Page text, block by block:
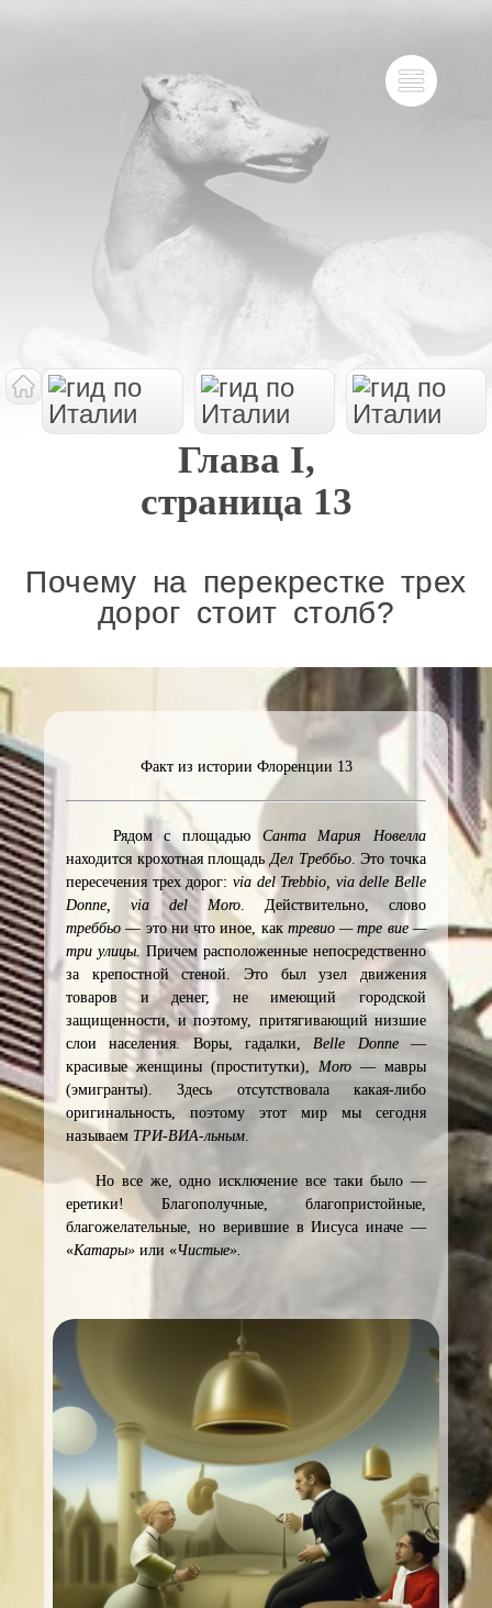
Глава I,
страница 13
Почему на перекрестке трех
дорог стоит столб?
Факт из истории Флоренции 13
Рядом с площадью Санта Мария Новелла
находится крохотная площадьДел Треббьо. Это точка
пересечения трех дорог: via del Trebbio, via delle Belle
Donne, via del Moro. Действительно, слово
треббьо — это ни что иное, как тревио — тре вие —
три улицы. Причем расположенные непосредственно
за крепостной стеной. Это был узел движения
товаров и денег, не имеющий городской
защищенности, и поэтому, притягивающий низшие
слои населения. Воры, гадалки,Belle Donne—
красивые женщины (проститутки),Moro — мавры
(эмигранты). Здесь отсутствовала какая-либо
оригинальность, поэтому этот мир мы сегодня
называем ТРИ-ВИА-льным.
Но все же, одно исключение все таки было —
еретики! Благополучные, благопристойные,
благожелательные, но верившие в Иисуса иначе —
«Катары» или «Чистые».